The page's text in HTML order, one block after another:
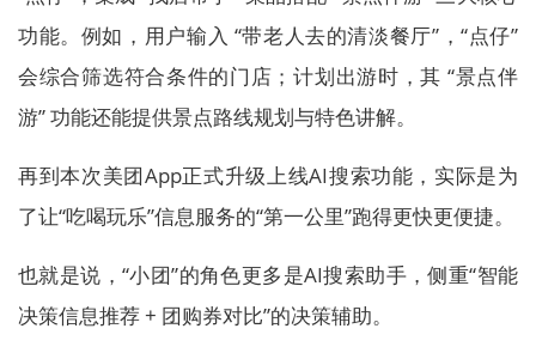
功能。例如，用户输入 “带老人去的清淡餐厅”，“点仔”
会综合筛选符合条件的门店；计划出游时，其 “景点伴
游” 功能还能提供景点路线规划与特色讲解。
再到本次美团App正式升级上线AI搜索功能，实际是为
了让“吃喝玩乐”信息服务的“第一公里”跑得更快更便捷。
也就是说，“小团”的角色更多是AI搜索助手，侧重“智能
决策信息推荐 + 团购券对比”的决策辅助。